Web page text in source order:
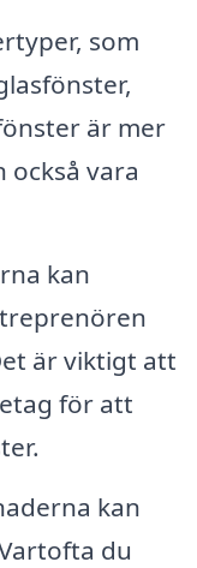
som
är mer
också vara
kan
är viktigt att
för att
kan
du